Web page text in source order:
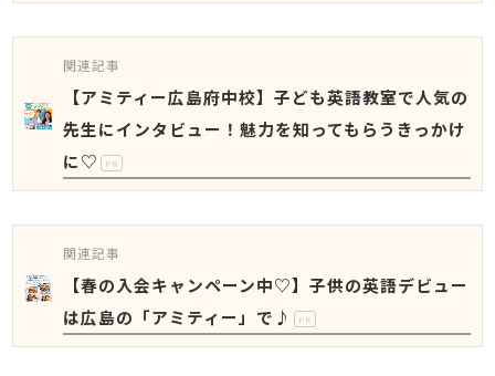
関連記事
【アミティー広島府中校】子ども英語教室で人気の
先生にインタビュー！魅力を知ってもらうきっかけ
に♡
PR
関連記事
【春の入会キャンペーン中♡】子供の英語デビュー
は広島の「アミティー」で♪
PR